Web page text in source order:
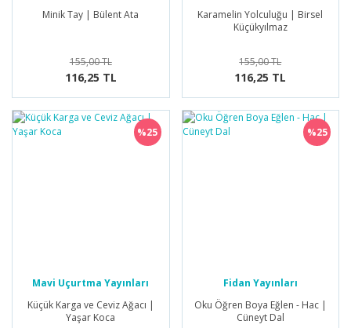
Minik Tay | Bülent Ata
155,00 TL
116,25 TL
Karamelin Yolculuğu | Birsel
Küçükyılmaz
155,00 TL
116,25 TL
%25
Mavi Uçurtma Yayınları
Küçük Karga ve Ceviz Ağacı |
Yaşar Koca
%25
Fidan Yayınları
Oku Öğren Boya Eğlen - Hac |
Cüneyt Dal